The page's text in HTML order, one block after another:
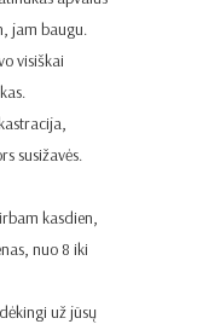
jam baugu.
visiškai
susižavės.
kasdien,
nuo 8 iki
už jūsų